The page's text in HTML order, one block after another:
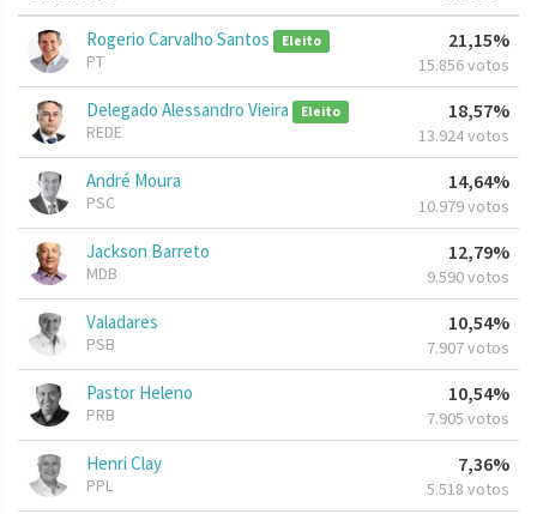
Rogerio Carvalho Santos Eleito
PT
21,15%
15.856 votos
Delegado Alessandro Vieira Eleito
REDE
18,57%
13.924 votos
André Moura
PSC
14,64%
10.979 votos
Jackson Barreto
MDB
12,79%
9.590 votos
Valadares
PSB
10,54%
7.907 votos
Pastor Heleno
PRB
10,54%
7.905 votos
Henri Clay
PPL
7,36%
5.518 votos